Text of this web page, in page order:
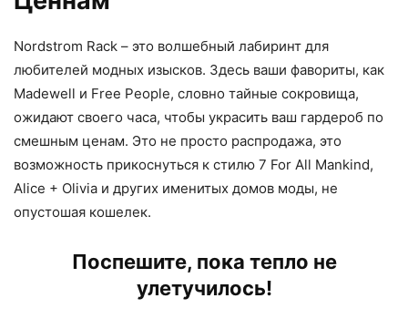
Nordstrom Rack – это волшебный лабиринт для
любителей модных изысков. Здесь ваши фавориты, как
Madewell и Free People, словно тайные сокровища,
ожидают своего часа, чтобы украсить ваш гардероб по
смешным ценам. Это не просто распродажа, это
возможность прикоснуться к стилю 7 For All Mankind,
Alice + Olivia и других именитых домов моды, не
опустошая кошелек.
Поспешите, пока тепло не
улетучилось!